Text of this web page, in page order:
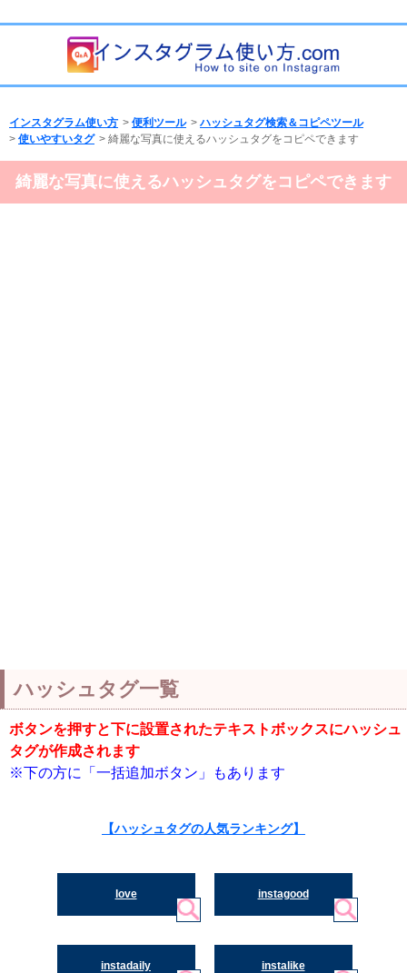
インスタグラム使い方 > 便利ツール >ハッシュタグ検索＆コピペツール
> 使いやすいタグ > 綺麗な写真に使えるハッシュタグをコピペできます
綺麗な写真に使えるハッシュタグをコピペできます
ハッシュタグ一覧
ボタンを押すと下に設置されたテキストボックスにハッシュ
タグが作成されます
※下の方に「一括追加ボタン」もあります
【ハッシュタグの人気ランキング】
love instagood
instadaily instalike